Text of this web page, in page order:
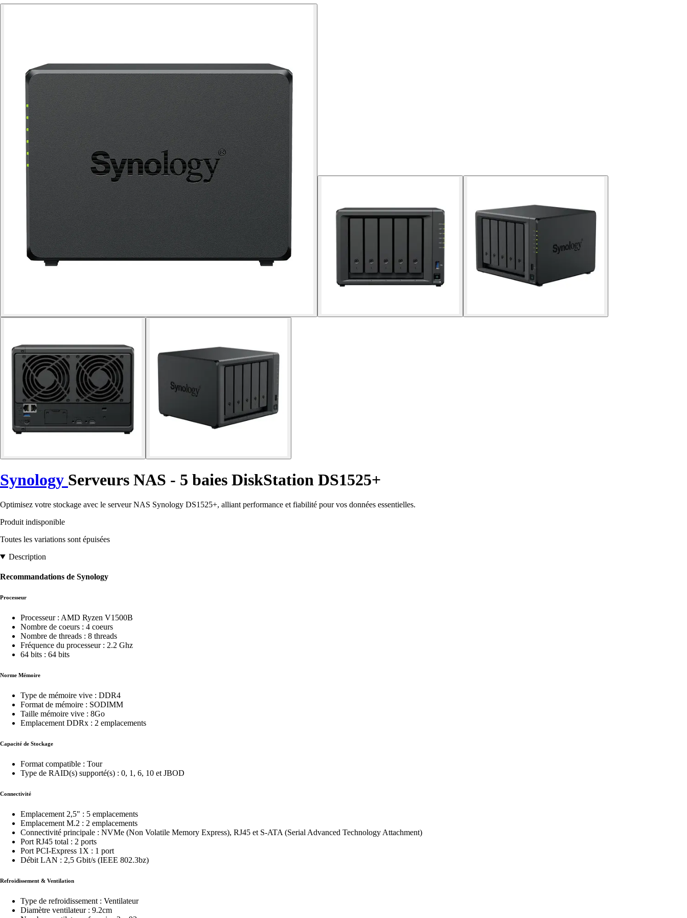
Synology Serveurs NAS - 5 baies DiskStation DS1525+
Optimisez votre stockage avec le serveur NAS Synology DS1525+, alliant performance et fiabilité pour vos données essentielles.
Produit indisponible
Toutes les variations sont épuisées
Description
Recommandations de Synology
Processeur
Processeur : AMD Ryzen V1500B
Nombre de coeurs : 4 coeurs
Nombre de threads : 8 threads
Fréquence du processeur : 2.2 Ghz
64 bits : 64 bits
Norme Mémoire
Type de mémoire vive : DDR4
Format de mémoire : SODIMM
Taille mémoire vive : 8Go
Emplacement DDRx : 2 emplacements
Capacité de Stockage
Format compatible : Tour
Type de RAID(s) supporté(s) : 0, 1, 6, 10 et JBOD
Connectivité
Emplacement 2,5" : 5 emplacements
Emplacement M.2 : 2 emplacements
Connectivité principale : NVMe (Non Volatile Memory Express), RJ45 et S-ATA (Serial Advanced Technology Attachment)
Port RJ45 total : 2 ports
Port PCI-Express 1X : 1 port
Débit LAN : 2,5 Gbit/s (IEEE 802.3bz)
Refroidissement & Ventilation
Type de refroidissement : Ventilateur
Diamètre ventilateur : 9.2cm